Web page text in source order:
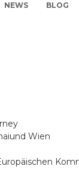
NEWS BLOG
Wien